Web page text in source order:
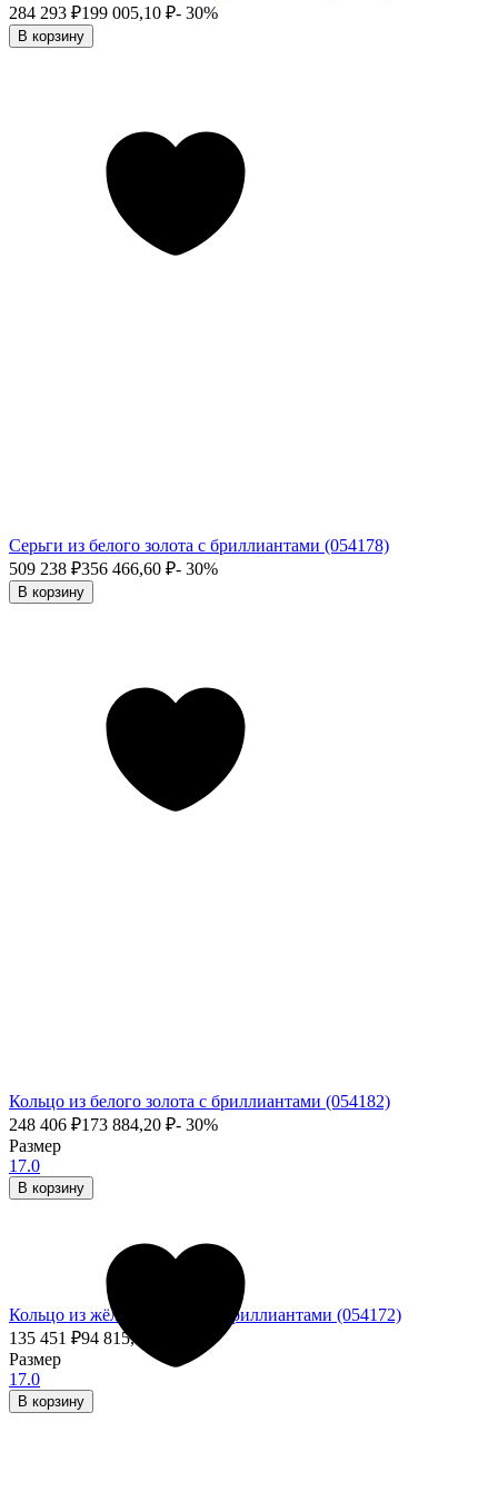
284 293 ₽199 005,10 ₽- 30%
В корзину
Серьги из белого золота с бриллиантами (054178)
509 238 ₽356 466,60 ₽- 30%
В корзину
Кольцо из белого золота с бриллиантами (054182)
248 406 ₽173 884,20 ₽- 30%
Размер
17.0
В корзину
Кольцо из жёлтого золота с бриллиантами (054172)
135 451 ₽94 815,70
Размер
17.0
В корзину